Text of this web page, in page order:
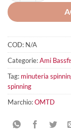
COD: N/A
Categorie:Ami
Tag: minuteria
spinning
Marchio:OMTD